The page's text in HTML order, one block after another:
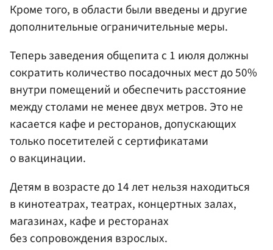
Кроме того, в области были введены и другие
дополнительные ограничительные меры.
Теперь заведения общепита с 1 июля должны
сократить количество посадочных мест до 50%
внутри помещений и обеспечить расстояние
между столами не менее двух метров. Это не
касается кафе и ресторанов, допускающих
только посетителей с сертификатами
о вакцинации.
Детям в возрасте до 14 лет нельзя находиться
в кинотеатрах, театрах, концертных залах,
магазинах, кафе и ресторанах
без сопровождения взрослых.